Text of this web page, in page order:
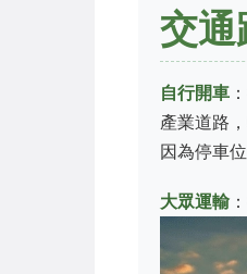
交
自行開車
產業道路
因為停車
大眾運輸